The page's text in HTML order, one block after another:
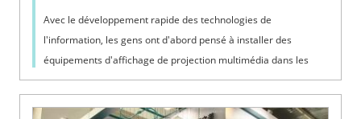
Avec le développement rapide des technologies de
l'information, les gens ont d'abord pensé à installer des
équipements d'affichage de projection multimédia dans les
salles de conférence, combinant organiquement divers